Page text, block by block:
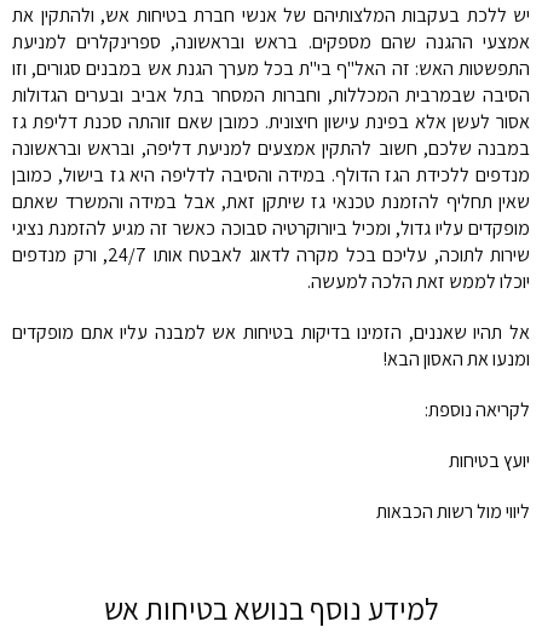
יש ללכת בעקבות המלצותיהם של אנשי חברת בטיחות אש, ולהתקין את
אמצעי ההגנה שהם מספקים. בראש ובראשונה, ספרינקלרים למניעת
התפשטות האש: זה האל"ף בי"ת בכל מערך הגנת אש במבנים סגורים, וזו
הסיבה שבמרבית המכללות, וחברות המסחר בתל אביב ובערים הגדולות
אסור לעשן אלא בפינת עישון חיצונית. כמובן שאם זוהתה סכנת דליפת גז
במבנה שלכם, חשוב להתקין אמצעים למניעת דליפה, ובראש ובראשונה
מנדפים ללכידת הגז הדולף. במידה והסיבה לדליפה היא גז בישול, כמובן
שאין תחליף להזמנת טכנאי גז שיתקן זאת, אבל במידה והמשרד שאתם
מופקדים עליו גדול, ומכיל ביורוקרטיה סבוכה כאשר זה מגיע להזמנת נציגי
שירות לתוכה, עליכם בכל מקרה לדאוג לאבטח אותו 24/7, ורק מנדפים
יוכלו לממש זאת הלכה למעשה.
אל תהיו שאננים, הזמינו בדיקות בטיחות אש למבנה עליו אתם מופקדים
ומנעו את האסון הבא!
לקריאה נוספת:
יועץ בטיחות
ליווי מול רשות הכבאות
למידע נוסף בנושא בטיחות אש